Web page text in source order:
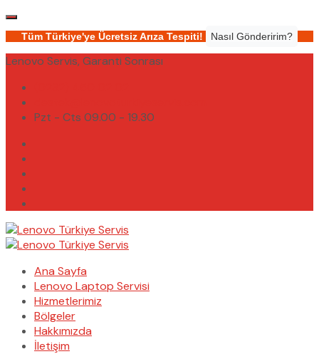
Tüm Türkiye'ye Ücretsiz Arıza Tespiti! Nasıl Gönderirim?
Lenovo Servis, Garanti Sonrası
Pzt - Cts 09.00 - 19.30
Ana Sayfa
Lenovo Laptop Servisi
Hizmetlerimiz
Bölgeler
Hakkımızda
İletişim